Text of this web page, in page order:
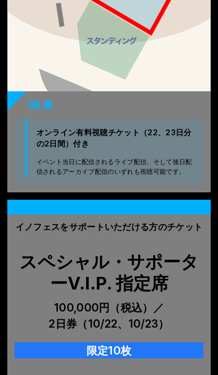
特典
オンライン有料視聴チケット（22、23日分
の2日間）付き
イベント当日に配信されるライブ配信、そして後日配
信されるアーカイブ配信のいずれも視聴可能です。
イノフェスをサポートいただける方のチケット
スペシャル・サポータ
ーV.I.P. 指定席
100,000円（税込）／
2日券（10/22、10/23）
限定10枚